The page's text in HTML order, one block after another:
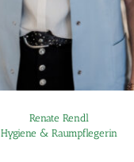
Renate Rendl
Hygiene & Raumpflegerin